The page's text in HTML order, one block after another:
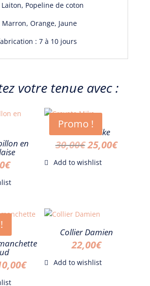
Popeline de coton
Orange, Jaune
: 7 à 10 jours
votre tenue avec :
en
€
Promo !
Cravate Mike
30,00€Le
prix
30,00€.
25,00€Le
€Le
Collier Damien
22,00€